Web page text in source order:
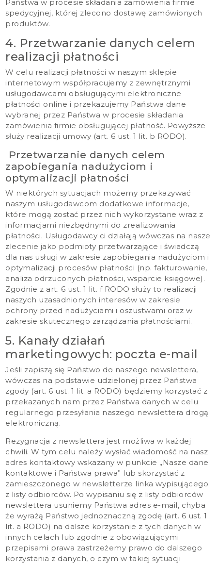
Państwa w procesie składania zamówienia firmie
spedycyjnej, której zlecono dostawę zamówionych
produktów.
4. Przetwarzanie danych celem
realizacji płatności
W celu realizacji płatności w naszym sklepie
internetowym współpracujemy z zewnętrznymi
usługodawcami obsługującymi elektroniczne
płatności online i przekazujemy Państwa dane
wybranej przez Państwa w procesie składania
zamówienia firmie obsługującej płatność. Powyższe
służy realizacji umowy (art. 6 ust. 1 lit. b RODO).
Przetwarzanie danych celem
zapobiegania nadużyciom i
optymalizacji płatności
W niektórych sytuacjach możemy przekazywać
naszym usługodawcom dodatkowe informacje,
które mogą zostać przez nich wykorzystane wraz z
informacjami niezbędnymi do zrealizowania
płatności. Usługodawcy ci działają wówczas na nasze
zlecenie jako podmioty przetwarzające i świadczą
dla nas usługi w zakresie zapobiegania nadużyciom i
optymalizacji procesów płatności (np. fakturowanie,
analiza odrzuconych płatności, wsparcie księgowe).
Zgodnie z art. 6 ust. 1 lit. f RODO służy to realizacji
naszych uzasadnionych interesów w zakresie
ochrony przed nadużyciami i oszustwami oraz w
zakresie skutecznego zarządzania płatnościami.
5. Kanały działań
marketingowych: poczta e-mail
Jeśli zapiszą się Państwo do naszego newslettera,
wówczas na podstawie udzielonej przez Państwa
zgody (art. 6 ust. 1 lit. a RODO) będziemy korzystać z
przekazanych nam przez Państwa danych w celu
regularnego przesyłania naszego newslettera drogą
elektroniczną.
Rezygnacja z newslettera jest możliwa w każdej
chwili. W tym celu należy wysłać wiadomość na nasz
adres kontaktowy wskazany w punkcie „Nasze dane
kontaktowe i Państwa prawa” lub skorzystać z
zamieszczonego w newsletterze linka wypisującego
z listy odbiorców. Po wypisaniu się z listy odbiorców
newslettera usuniemy Państwa adres e-mail, chyba
że wyrażą Państwo jednoznaczną zgodę (art. 6 ust. 1
lit. a RODO) na dalsze korzystanie z tych danych w
innych celach lub zgodnie z obowiązującymi
przepisami prawa zastrzeżemy prawo do dalszego
korzystania z danych, o czym w takiej sytuacji